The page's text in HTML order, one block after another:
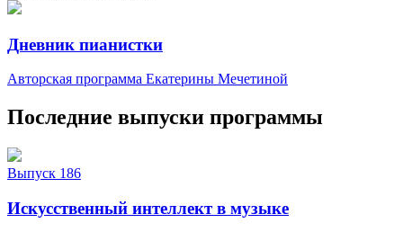
Дневник пианистки
Авторская программа Екатерины Мечетиной
Последние выпуски программы
Выпуск 186
Искусственный интеллект в музыке